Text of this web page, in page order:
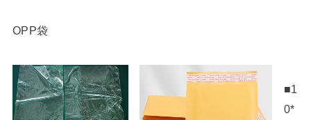
OPP袋
■1
0*